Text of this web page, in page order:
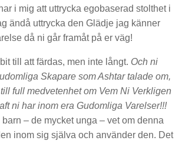
i mig att uttrycka egobaserad stolthet i
ändå uttrycka den Glädje jag känner
då ni går framåt på er väg!
till att färdas, men inte långt. Och ni
Skapare som Ashtar talade om,
full medvetenhet om Vem Ni Verkligen
ni har inom era Gudomliga Varelser!!!
barn – de mycket unga – vet om denna
inom sig själva och använder den. Det